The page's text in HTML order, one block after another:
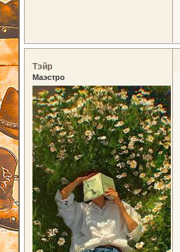
Тэйр
Маэстро